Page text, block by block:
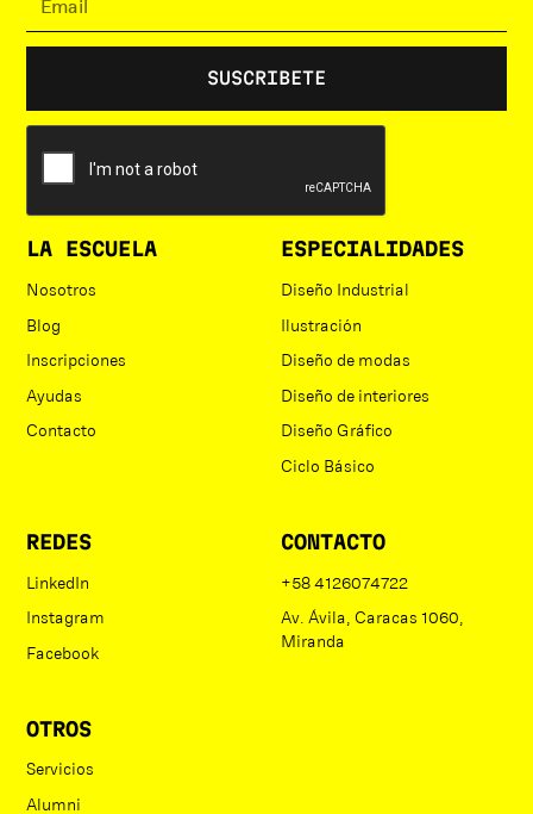
LA ESCUELA
Nosotros
Blog
Inscripciones
Ayudas
Contacto
ESPECIALIDADES
Diseño Industrial
Ilustración
Diseño de modas
Diseño de interiores
Diseño Gráfico
Ciclo Básico
REDES
LinkedIn
Instagram
Facebook
CONTACTO
+58 4126074722
Av. Ávila, Caracas 1060,
Miranda
OTROS
Servicios
Alumni